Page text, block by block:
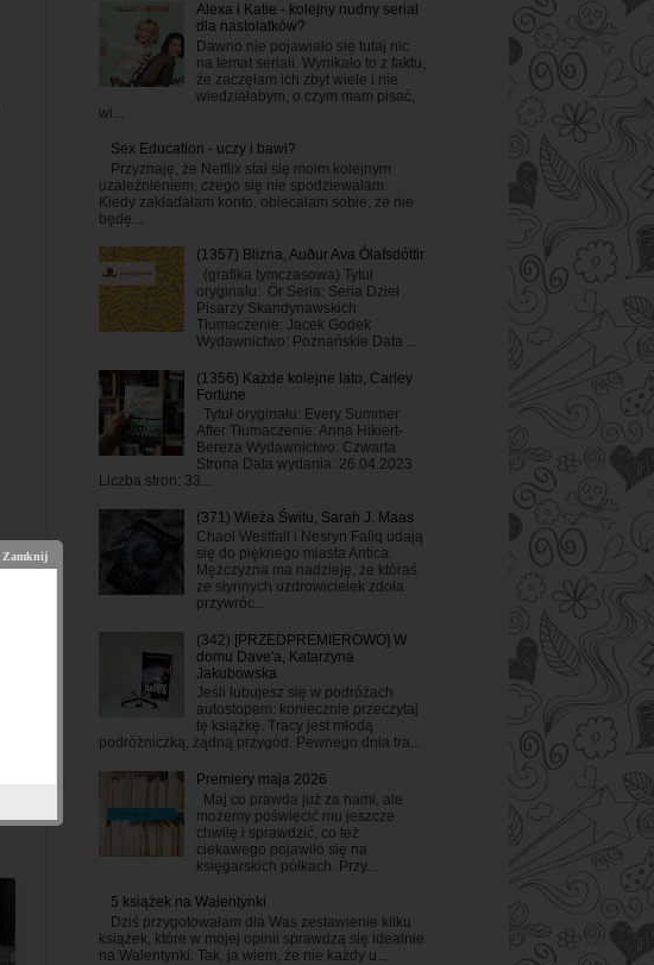
Alexa i Katie - kolejny nudny serial
dla nastolatków?
Dawno nie pojawiało się tutaj nic
na temat seriali. Wynikało to z faktu,
że zaczęłam ich zbyt wiele i nie
wiedziałabym, o czym mam pisać,
wi...
Sex Education - uczy i bawi?
Przyznaję, że Netflix stał się moim kolejnym
uzależnieniem, czego się nie spodziewałam.
Kiedy zakładałam konto, obiecałam sobie, że nie
będę...
(1357) Blizna, Auður Ava Ólafsdóttir
(grafika tymczasowa) Tytuł
oryginału: Ör Seria: Seria Dzieł
Pisarzy Skandynawskich
Tłumaczenie: Jacek Godek
Wydawnictwo: Poznańskie Data ...
(1356) Każde kolejne lato, Carley
Fortune
Tytuł oryginału: Every Summer
After Tłumaczenie: Anna Hikiert-
Bereza Wydawnictwo: Czwarta
Strona Data wydania: 26.04.2023
Liczba stron: 33...
(371) Wieża Świtu, Sarah J. Maas
Chaol Westfall i Nesryn Faliq udają
się do pięknego miasta Antica.
Mężczyzna ma nadzieję, że któraś
ze słynnych uzdrowicielek zdoła
przywróc...
(342) [PRZEDPREMIEROWO] W
domu Dave'a, Katarzyna
Jakubowska
Jeśli lubujesz się w podróżach
autostopem: koniecznie przeczytaj
tę książkę. Tracy jest młodą
podróżniczką, żądną przygód. Pewnego dnia tra...
Premiery maja 2026
Maj co prawda już za nami, ale
możemy poświęcić mu jeszcze
chwilę i sprawdzić, co też
ciekawego pojawiło się na
księgarskich półkach. Przy...
5 książek na Walentynki
Dziś przygotowałam dla Was zestawienie kilku
książek, które w mojej opinii sprawdzą się idealnie
na Walentynki. Tak, ja wiem, że nie każdy u...